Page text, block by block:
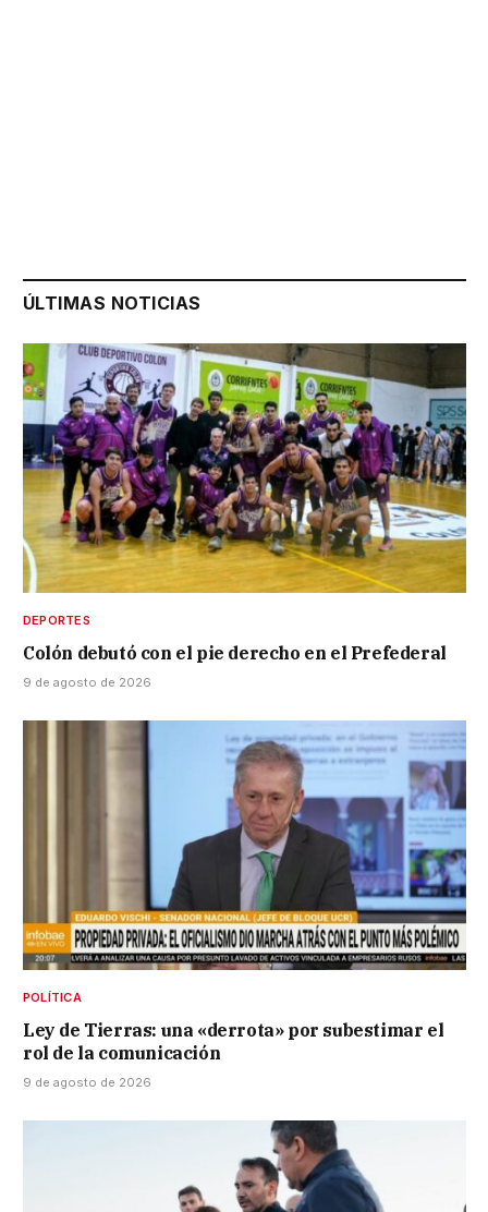
ÚLTIMAS NOTICIAS
DEPORTES
Colón debutó con el pie derecho en el Prefederal
9 de agosto de 2026
POLÍTICA
Ley de Tierras: una «derrota» por subestimar el
rol de la comunicación
9 de agosto de 2026